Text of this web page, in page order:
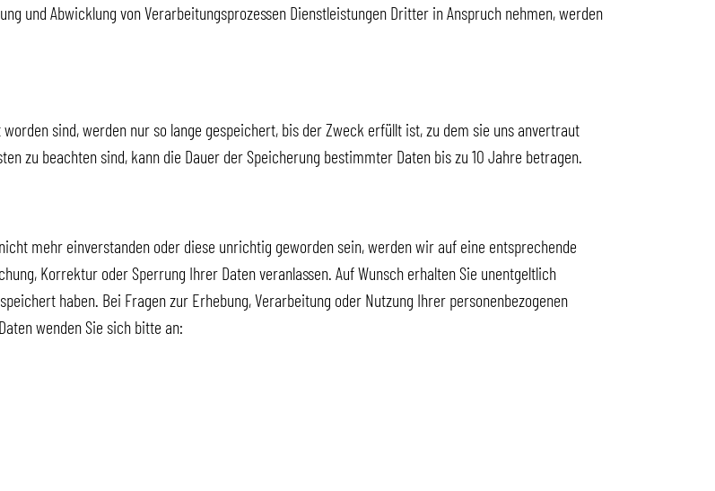
und Abwicklung von Verarbeitungsprozessen Dienstleistungen Dritter in Anspruch nehmen, werden
sind, werden nur so lange gespeichert, bis der Zweck erfüllt ist, zu dem sie uns anvertraut
zu beachten sind, kann die Dauer der Speicherung bestimmter Daten bis zu 10 Jahre betragen.
mehr einverstanden oder diese unrichtig geworden sein, werden wir auf eine entsprechende
Korrektur oder Sperrung Ihrer Daten veranlassen. Auf Wunsch erhalten Sie unentgeltlich
haben. Bei Fragen zur Erhebung, Verarbeitung oder Nutzung Ihrer personenbezogenen
wenden Sie sich bitte an: